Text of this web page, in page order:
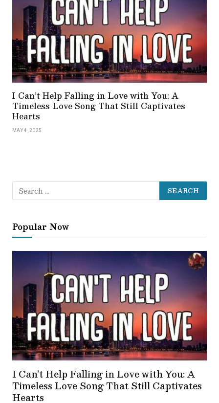
I Can’t Help Falling in Love with You: A
Timeless Love Song That Still Captivates
Hearts
MAY 4, 2025
Popular Now
I Can’t Help Falling in Love with You: A
Timeless Love Song That Still Captivates
Hearts